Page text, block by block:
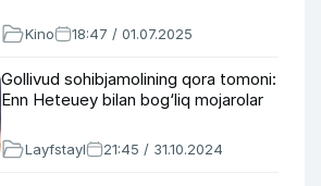
Kino 18:47 / 01.07.2025
Gollivud sohibjamolining qora tomoni:
Enn Heteuey bilan bog‘liq mojarolar
Layfstayl 21:45 / 31.10.2024